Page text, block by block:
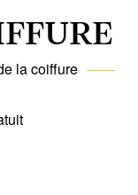
la coiffure